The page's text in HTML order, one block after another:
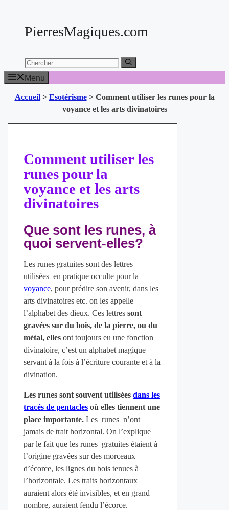
contenuPierresMagiques.com
Chercher:
Menu
Accueil> Esotérisme> Comment utiliser les runes pour la
voyance et les arts divinatoires
Comment utiliser les
runes pour la
voyance et les arts
divinatoires
Que sont les runes, à
quoi servent-elles?
Les runes gratuites sont des lettres
utilisées en pratique occulte pour la
voyance, pour prédire son avenir, dans les
arts divinatoires etc. on les appelle
l’alphabet des dieux. Ces lettressont
gravées sur du bois, de la pierre, ou du
métal, elles ont toujours eu une fonction
divinatoire, c’est un alphabet magique
servant à la fois à l’écriture courante et à la
divination.
Les runes sont souvent utilisées dans les
tracés de pentaclesoù elles tiennent une
place importante.Les runes n’ont
jamais de trait horizontal. On l’explique
par le fait que les runes gratuites étaient à
l’origine gravées sur des morceaux
d’écorce, les lignes du bois tenues à
l’horizontale. Les traits horizontaux
auraient alors été invisibles, et en grand
nombre, auraient fendu l’écorce.